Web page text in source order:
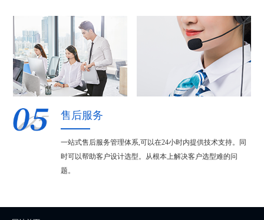
售后服务
一站式售后服务管理体系,可以在24小时内提供技术支持。同
时可以帮助客户设计选型。从根本上解决客户选型难的问
题。